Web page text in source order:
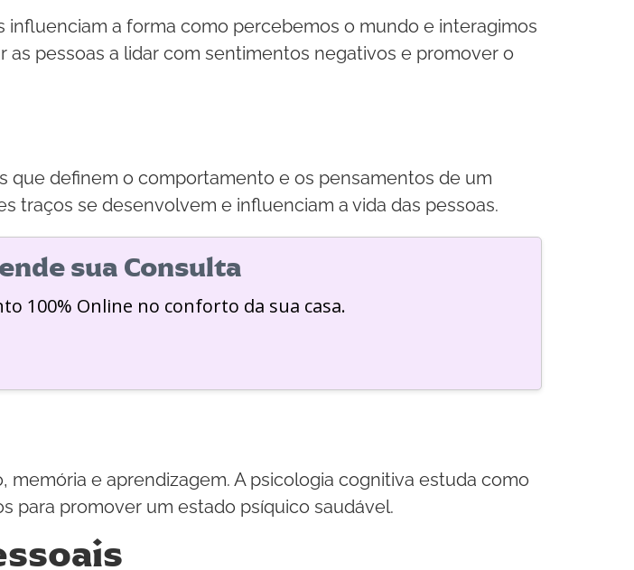
a forma como percebemos o mundo e interagimos
pessoas a lidar com sentimentos negativos e promover o
que definem o comportamento e os pensamentos de um
traços se desenvolvem e influenciam a vida das pessoas.
sua Consulta
100% Online no conforto da sua casa.
e aprendizagem. A psicologia cognitiva estuda como
para promover um estado psíquico saudável.